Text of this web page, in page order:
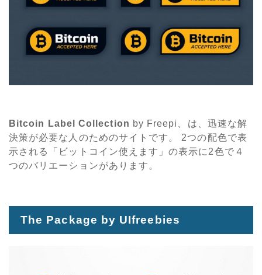
Bitcoin Label Collection by Freepi、は、迅速な解
決策が必要な人のためのサイトです。 2つの配色で表
示される「ビットコイン使えます」の表示に2色で４
つのバリエーションがあります。
The Package by UIfreebies